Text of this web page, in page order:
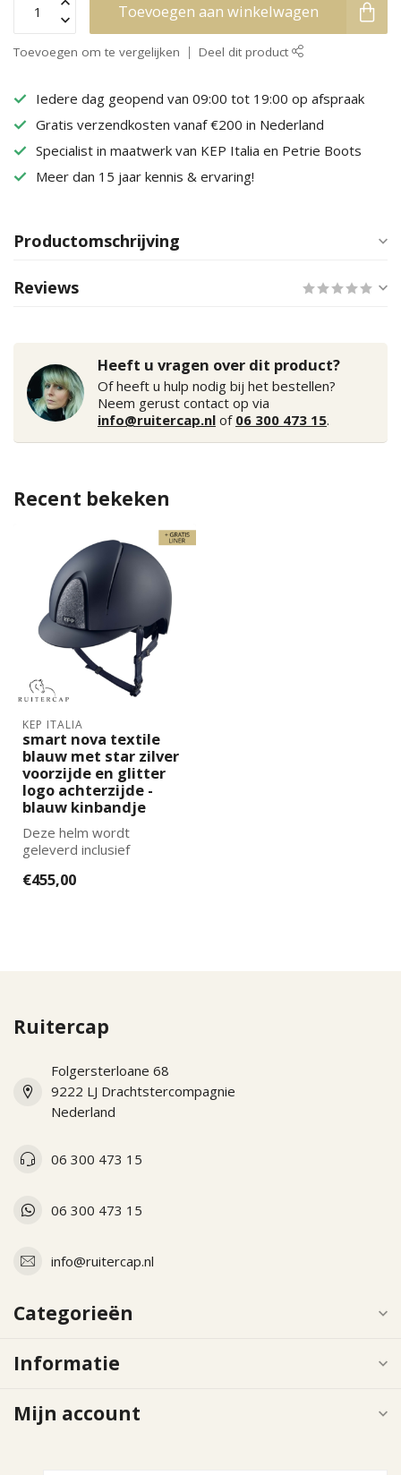
Toevoegen aan winkelwagen
Toevoegen om te vergelijken Deel dit product
Iedere dag geopend van 09:00 tot 19:00 op afspraak
Gratis verzendkosten vanaf €200 in Nederland
Specialist in maatwerk van KEP Italia en Petrie Boots
Meer dan 15 jaar kennis & ervaring!
Productomschrijving
Reviews
Heeft u vragen over dit product?
Of heeft u hulp nodig bij het bestellen?
Neem gerust contact op via
info@ruitercap.nl of 06 300 473 15.
Recent bekeken
KEP ITALIA
smart nova textile
blauw met star zilver
voorzijde en glitter
logo achterzijde -
blauw kinbandje
Deze helm wordt
geleverd inclusief
maat binnenvoering k...
€455,00
Ruitercap
Folgersterloane 68
9222 LJ Drachtstercompagnie
Nederland
06 300 473 15
06 300 473 15
info@ruitercap.nl
Categorieën
Informatie
Mijn account